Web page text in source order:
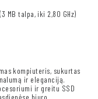
MB talpa, iki 2,80 GHz)
kompiuteris, sukurtas
ir eleganciją.
ir greitu SSD
biuro